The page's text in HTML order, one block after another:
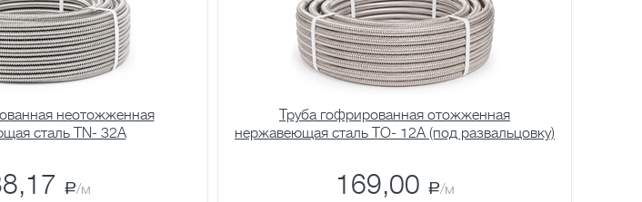
неотожженная
сталь TN- 32A
a/м
Труба гофрированная отожженная
нержавеющая сталь TO- 12A (под развальцовку)
169,00 a/м